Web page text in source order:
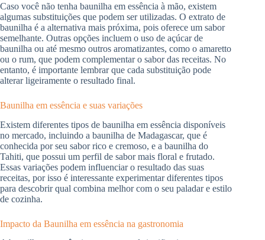
Caso você não tenha baunilha em essência à mão, existem
algumas substituições que podem ser utilizadas. O extrato de
baunilha é a alternativa mais próxima, pois oferece um sabor
semelhante. Outras opções incluem o uso de açúcar de
baunilha ou até mesmo outros aromatizantes, como o amaretto
ou o rum, que podem complementar o sabor das receitas. No
entanto, é importante lembrar que cada substituição pode
alterar ligeiramente o resultado final.
Baunilha em essência e suas variações
Existem diferentes tipos de baunilha em essência disponíveis
no mercado, incluindo a baunilha de Madagascar, que é
conhecida por seu sabor rico e cremoso, e a baunilha do
Tahiti, que possui um perfil de sabor mais floral e frutado.
Essas variações podem influenciar o resultado das suas
receitas, por isso é interessante experimentar diferentes tipos
para descobrir qual combina melhor com o seu paladar e estilo
de cozinha.
Impacto da Baunilha em essência na gastronomia